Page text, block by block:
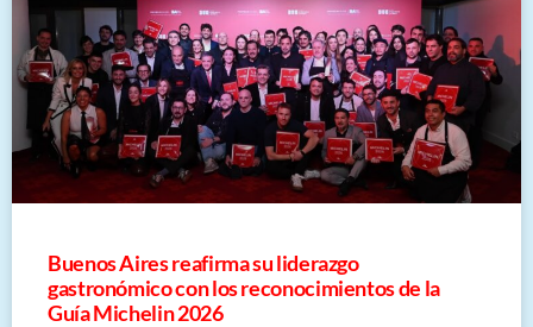
Buenos Aires reafirma su liderazgo
gastronómico con los reconocimientos de la
Guía Michelin 2026